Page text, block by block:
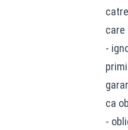
care
-
ca
-